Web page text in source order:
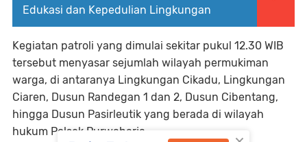
Edukasi dan Kepedulian Lingkungan
Kegiatan patroli yang dimulai sekitar pukul 12.30 WIB
tersebut menyasar sejumlah wilayah permukiman
warga, di antaranya Lingkungan Cikadu, Lingkungan
Ciaren, Dusun Randegan 1 dan 2, Dusun Cibentang,
hingga Dusun Pasirleutik yang berada di wilayah
hukum Polsek Purwaharja.